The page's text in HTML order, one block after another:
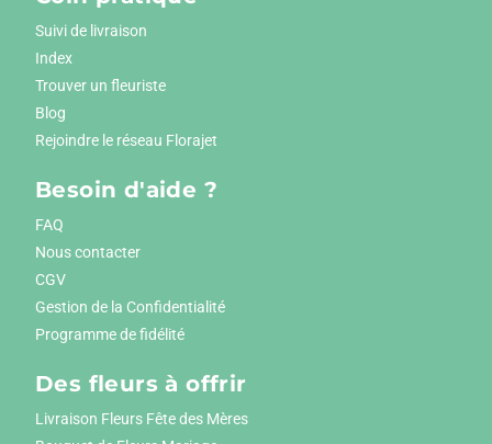
Suivi de livraison
Index
Trouver un fleuriste
Blog
Rejoindre le réseau Florajet
Besoin d'aide ?
FAQ
Nous contacter
CGV
Gestion de la Confidentialité
Programme de fidélité
Des fleurs à offrir
Livraison Fleurs Fête des Mères